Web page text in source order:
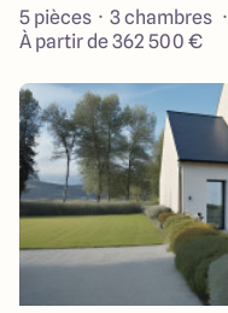
5 pièces · 3 chambres
À partir de 362 500 €